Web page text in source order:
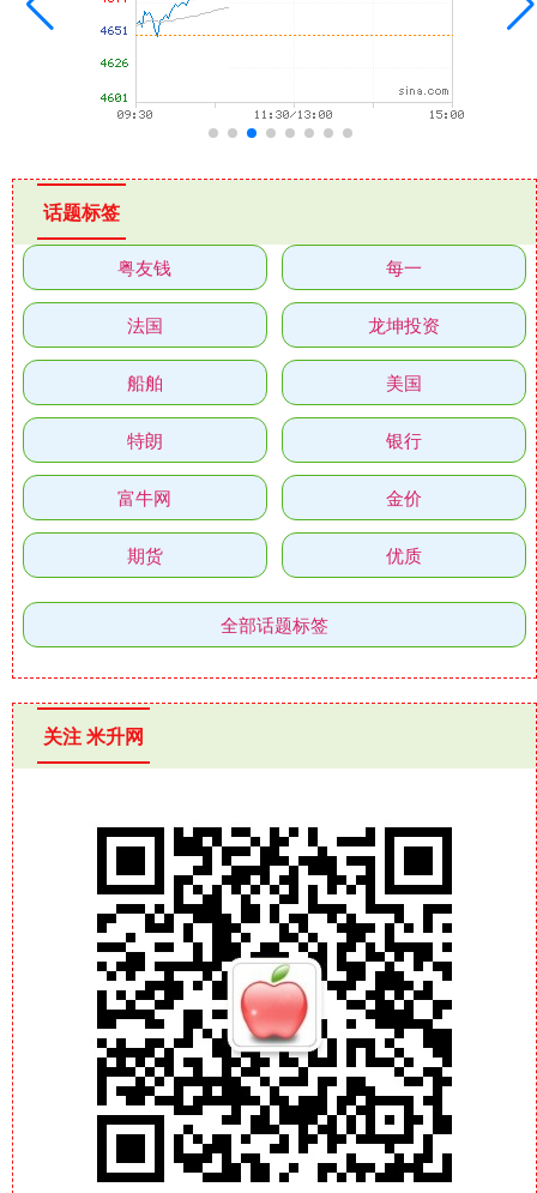
话题标签
粤友钱 每一
法国 龙坤投资
船舶 美国
特朗 银行
富牛网 金价
期货 优质
全部话题标签
关注 米升网